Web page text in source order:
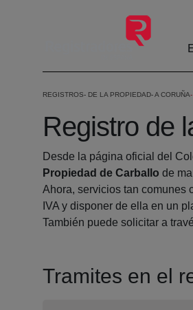
Salta al contingut principal
REGISTROS DE LA PROPIEDAD A CORUÑA
Registro de
Desde la página oficial del
Propiedad de Carballo de
Ahora, servicios tan comunes
IVA y disponer de ella en un
También puede solicitar a
Tramites en el